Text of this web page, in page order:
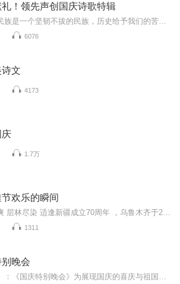
礼！领先声创国庆诗歌特辑
6076
诗文
4173
庆
1.7万
节欢乐的瞬间
1311
晚会